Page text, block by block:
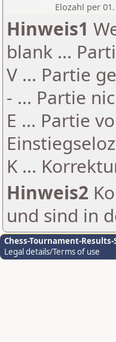
Elozahl per
Hinweis1
blank ...
V ... Partie
- ... Partie
E ... Partie
K ...
Hinweis2
und sind in
Chess-Tournament-Results-
Legal details/Terms of use